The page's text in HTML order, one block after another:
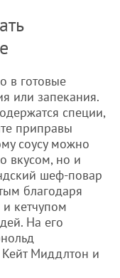
в готовые
или запекания.
специи,
приправы
соусу можно
вкусом, но и
шеф-повар
благодаря
кетчупом
На его
Миддлтон и